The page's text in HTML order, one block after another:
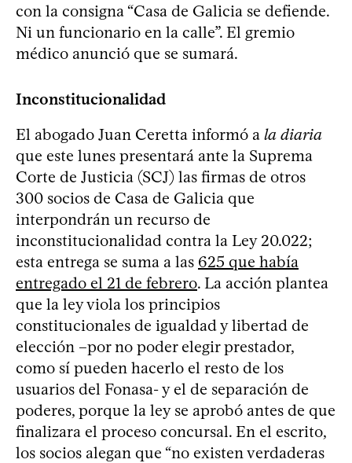
con la consigna “Casa de Galicia se defiende.
Ni un funcionario en la calle”. El gremio
médico anunció que se sumará.
Inconstitucionalidad
El abogado Juan Ceretta informó a la diaria
que este lunes presentará ante la Suprema
Corte de Justicia (SCJ) las firmas de otros
300 socios de Casa de Galicia que
interpondrán un recurso de
inconstitucionalidad contra la Ley 20.022;
esta entrega se suma a las 625 que había
entregado el 21 de febrero. La acción plantea
que la ley viola los principios
constitucionales de igualdad y libertad de
elección –por no poder elegir prestador,
como sí pueden hacerlo el resto de los
usuarios del Fonasa- y el de separación de
poderes, porque la ley se aprobó antes de que
finalizara el proceso concursal. En el escrito,
los socios alegan que “no existen verdaderas